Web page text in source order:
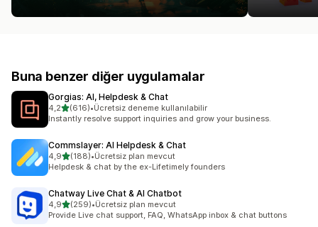
Buna benzer diğer uygulamalar
Gorgias: AI, Helpdesk & Chat
4,25 yıldız üzerinden
(616)
toplam 616 değerlendirme
•Ücretsiz deneme kullanılabilir
Instantly resolve support inquiries and grow your business.
Commslayer: AI Helpdesk & Chat
4,95 yıldız üzerinden
(188)
toplam 188 değerlendirme
•Ücretsiz plan mevcut
Helpdesk & chat by the ex-Lifetimely founders
Chatway Live Chat & AI Chatbot
4,95 yıldız üzerinden
(259)
toplam 259 değerlendirme
•Ücretsiz plan mevcut
Provide Live chat support, FAQ, WhatsApp inbox & chat buttons